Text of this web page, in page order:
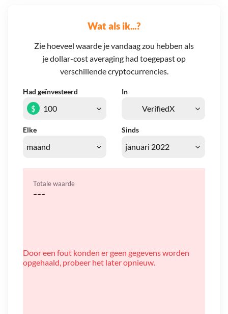
Wat als ik...?
Zie hoeveel waarde je vandaag zou hebben als
je dollar-cost averaging had toegepast op
verschillende cryptocurrencies.
Had geïnvesteerd In
Elke Sinds
$
Totale waarde
---
Door een fout konden er geen gegevens worden
opgehaald, probeer het later opnieuw.